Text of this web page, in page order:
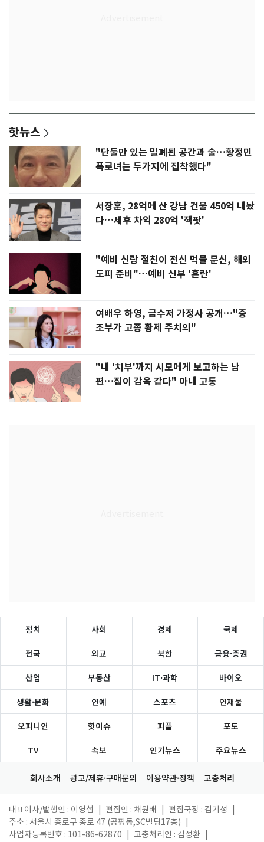
핫뉴스
"단둘만 있는 밀폐된 공간과 술…황정민
폭로녀는 두가지에 집착했다"
서장훈, 28억에 산 강남 건물 450억 내놨
다…세후 차익 280억 '잭팟'
"예비 신랑 절친이 전신 먹물 문신, 해외
도피 준비"…예비 신부 '혼란'
여배우 하영, 금수저 가정사 공개…"증
조부가 고종 황제 주치의"
"내 '치부'까지 시모에게 보고하는 남
편…집이 감옥 같다" 아내 고통
정치 사회 경제 국제
전국 외교 북한 금융·증권
산업 부동산 IT·과학 바이오
생활·문화 연예 스포츠 연재물
오피니언 핫이슈 피플 포토
TV 속보 인기뉴스 주요뉴스
회사소개 광고/제휴·구매문의 이용약관·정책 고충처리
대표이사/발행인 : 이영섭 편집인 : 채원배 편집국장 : 김기성
주소 : 서울시 종로구 종로 47 (공평동,SC빌딩17층)
사업자등록번호 : 101-86-62870
고충처리인 : 김성환